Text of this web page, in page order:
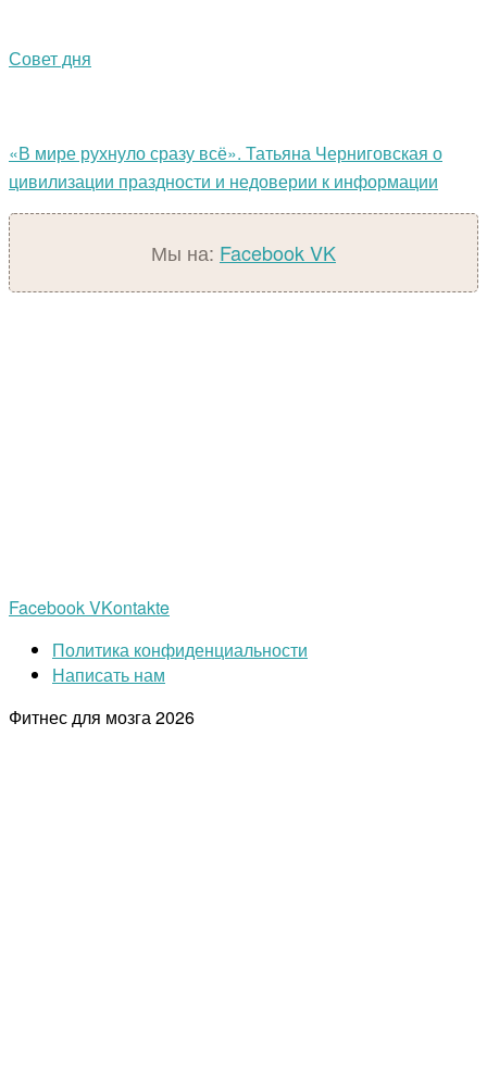
Совет дня
«В мире рухнуло сразу всё». Татьяна Черниговская о
цивилизации праздности и недоверии к информации
Мы на: FacebookVK
FacebookVKontakte
Политика конфиденциальности
Написать нам
Фитнес для мозга2026